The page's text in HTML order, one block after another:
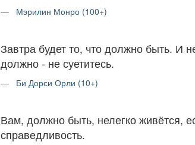
Мэрилин Монро (100+)
Завтра будет то, что должно быть. И
должно - не суетитесь.
Би Дорси Орли (10+)
Вам, должно быть, нелегко живётся,
справедливость.